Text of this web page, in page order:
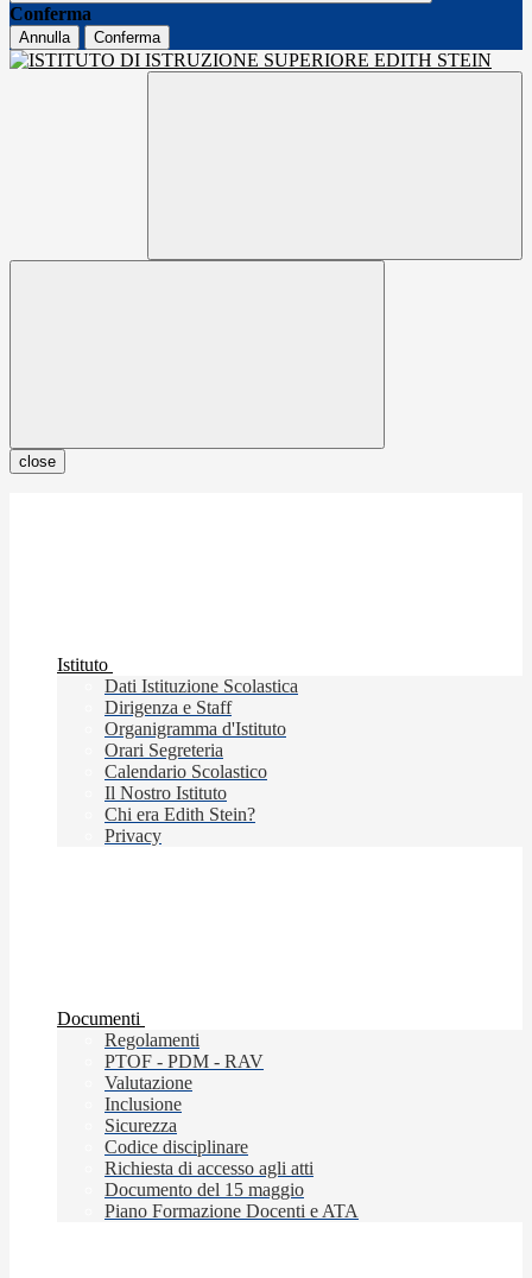
Conferma
Annulla Conferma
close
Istituto
Dati Istituzione Scolastica
Dirigenza e Staff
Organigramma d'Istituto
Orari Segreteria
Calendario Scolastico
Il Nostro Istituto
Chi era Edith Stein?
Privacy
Documenti
Regolamenti
PTOF - PDM - RAV
Valutazione
Inclusione
Sicurezza
Codice disciplinare
Richiesta di accesso agli atti
Documento del 15 maggio
Piano Formazione Docenti e ATA